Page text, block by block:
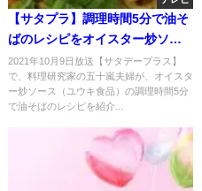
【サタプラ】調理時間5分で油そ
ばのレシピをオイスター炒ソー
スで！五十嵐夫婦が伝授！10月9
日
2021年10月9日放送【サタデープラス】
で、料理研究家の五十嵐夫婦が、オイスタ
ー炒ソース（ユウキ食品）の調理時間5分
で油そばのレシピを紹介...